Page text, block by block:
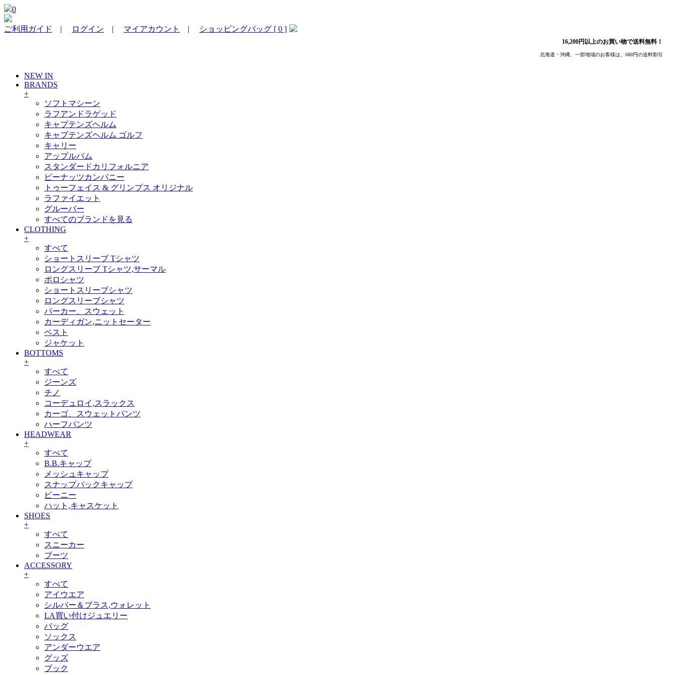
0
ご利用ガイド | ログイン | マイアカウント | ショッピングバッグ [ 0 ]
16,200円以上のお買い物で送料無料！
北海道・沖縄、一部地域のお客様は、680円の送料割引
NEW IN
BRANDS
+
ソフトマシーン
ラフアンドラゲッド
キャプテンズヘルム
キャプテンズヘルム ゴルフ
キャリー
アップルバム
スタンダードカリフォルニア
ピーナッツカンパニー
トゥーフェイス & グリンプス オリジナル
ラファイエット
グルーバー
すべてのブランドを見る
CLOTHING
+
すべて
ショートスリーブ Tシャツ
ロングスリーブ Tシャツ,サーマル
ポロシャツ
ショートスリーブシャツ
ロングスリーブシャツ
パーカー、スウェット
カーディガン,ニットセーター
ベスト
ジャケット
BOTTOMS
+
すべて
ジーンズ
チノ
コーデュロイ,スラックス
カーゴ、スウェットパンツ
ハーフパンツ
HEADWEAR
+
すべて
B.B.キャップ
メッシュキャップ
スナップバックキャップ
ビーニー
ハット,キャスケット
SHOES
+
すべて
スニーカー
ブーツ
ACCESSORY
+
すべて
アイウエア
シルバー＆ブラス,ウォレット
LA買い付けジュエリー
バッグ
ソックス
アンダーウエア
グッズ
ブック